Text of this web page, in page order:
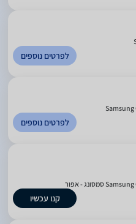
לפרטים נוספים
לפרטים נוספים
קנו עכשיו